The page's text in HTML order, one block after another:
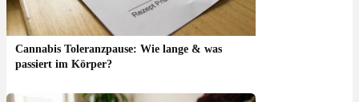
Cannabis Toleranzpause: Wie lange & was
passiert im Körper?